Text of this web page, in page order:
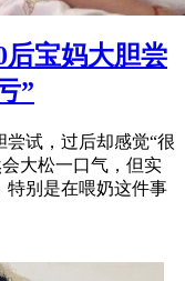
后宝妈大胆尝
”
尝试，过后却感觉“很
大松一口气，但实
特别是在喂奶这件事